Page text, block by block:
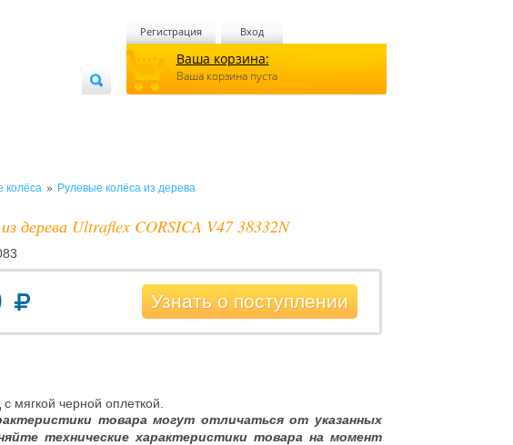
Регистрация Вход
Ваша корзина:
Ваша корзина пуста
колёса» Рулевые колёса из дерева
из дерева Ultraflex CORSICA V47 38332N
Узнать о поступлении
мягкой черной оплеткой.
товара могут отличаться от указанных
технические характеристики товара на момент